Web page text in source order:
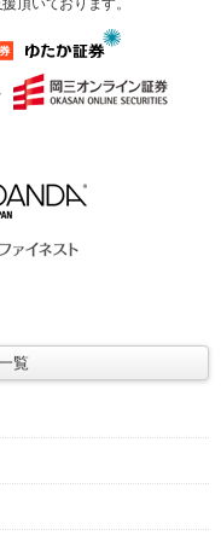
覧